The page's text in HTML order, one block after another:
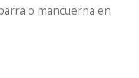
o mancuerna en